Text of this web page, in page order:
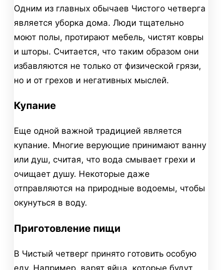
Одним из главных обычаев Чистого четверга
является уборка дома. Люди тщательно
моют полы, протирают мебель, чистят ковры
и шторы. Считается, что таким образом они
избавляются не только от физической грязи,
но и от грехов и негативных мыслей.
Купание
Еще одной важной традицией является
купание. Многие верующие принимают ванну
или душ, считая, что вода смывает грехи и
очищает душу. Некоторые даже
отправляются на природные водоемы, чтобы
окунуться в воду.
Приготовление пищи
В Чистый четверг принято готовить особую
еду. Например, варят яйца, которые будут